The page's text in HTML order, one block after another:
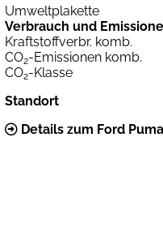
Umweltplakette
Verbrauch und
Kraftstoffverbr. komb.
CO2-Emissionen komb.
CO2-Klasse
Standort
Details zum Ford